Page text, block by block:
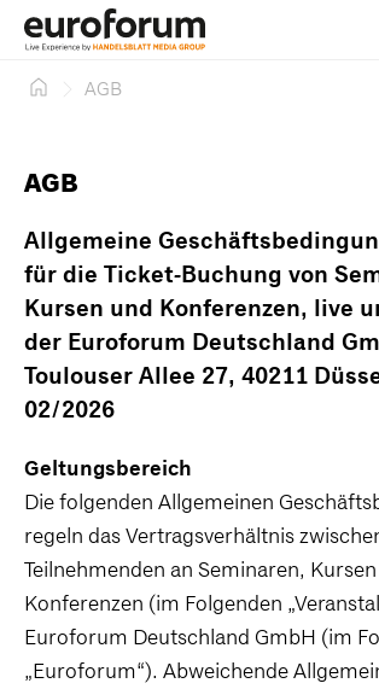
AGB
AGB
Allgemeine
für die Ticket-Buchung von
Kursen und Konferenzen, live
der Euroforum Deutschland
Toulouser Allee 27, 40211
02/2026
Geltungsbereich
Die folgenden Allgemeinen
regeln das Vertragsverhältnis
Teilnehmenden an Seminaren,
Konferenzen (im Folgenden
Euroforum Deutschland GmbH (im
„Euroforum“). Abweichende